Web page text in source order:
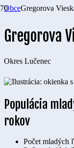
ObceGregorova
Gregorova
Okres Lučenec
Populácia
rokov
Počet mladých